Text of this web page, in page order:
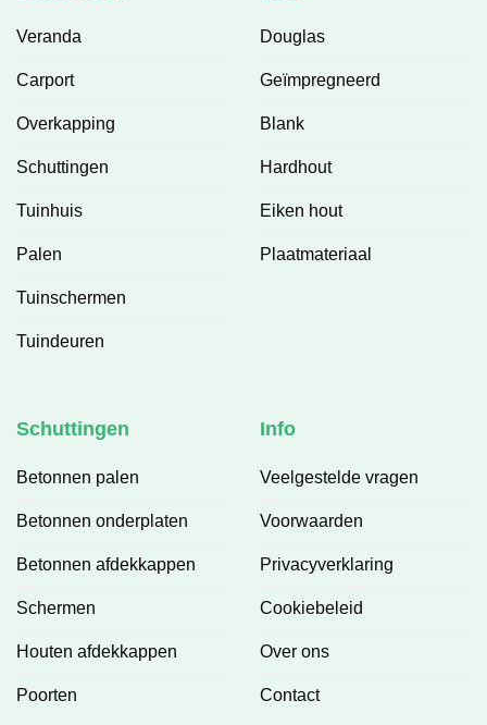
Veranda
Carport
Overkapping
Schuttingen
Tuinhuis
Palen
Tuinschermen
Tuindeuren
Douglas
Geïmpregneerd
Blank
Hardhout
Eiken hout
Plaatmateriaal
Schuttingen
Betonnen palen
Betonnen onderplaten
Betonnen afdekkappen
Schermen
Houten afdekkappen
Poorten
Info
Veelgestelde vragen
Voorwaarden
Privacyverklaring
Cookiebeleid
Over ons
Contact